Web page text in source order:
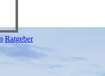
Ratgeber